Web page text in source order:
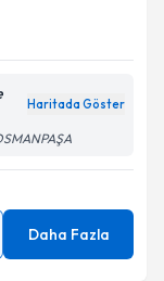
belirtilen
Haritada Göster
Daha Fazla